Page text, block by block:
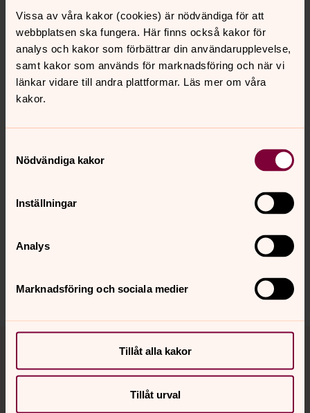
Vissa av våra kakor (cookies) är nödvändiga för att
webbplatsen ska fungera. Här finns också kakor för
analys och kakor som förbättrar din användarupplevelse,
samt kakor som används för marknadsföring och när vi
länkar vidare till andra plattformar. Läs mer om våra
kakor.
Nödvändiga kakor
Inställningar
Analys
Marknadsföring och sociala medier
Tillåt alla kakor
Tillåt urval
Från bord till jord - Österlens
kokkonst, Vallby kyrka och
Gunnarhögsgård
Tredje och sista utfärden för sommaren äger rum
Vallby kyrka och till Gunnarhögsgård.
innehåll?
Dela
Tillbaka till toppen
Tillbaka till innehållet